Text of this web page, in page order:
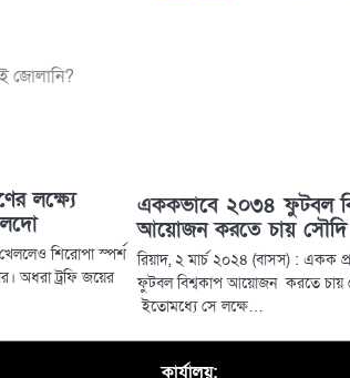
জোলানি?
লক্ষ্যে
খেললেও শিরোপা স্পর্শ
অধরা ট্রফি জয়ের
এককভাবে ২০৩৪ ফুটবল
আয়োজন করতে চায়
রিয়াদ, ২ মার্চ ২০২৪ (বাসস) : একক
ফুটবল বিশ্বকাপ আয়োজন করতে চায়
ইতোমধ্যে সে লক্ষে…
কার্যালয়: